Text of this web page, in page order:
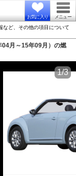
お気に入り メニュー
など、その他の項目について
04月～15年09月）の燃
1/3